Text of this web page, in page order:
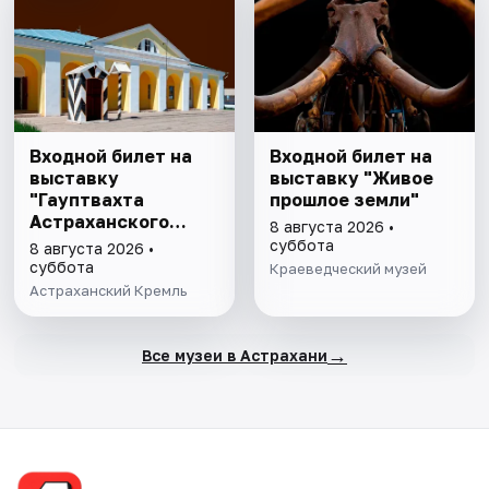
Входной билет на
выставку
"Гауптвахта
Астраханского
гарнизона. XIX в."
8 августа 2026 •
суббота
Астраханский Кремль
Входной билет на
выставку "Живое
прошлое земли"
8 августа 2026 •
суббота
Краеведческий музей
Все музеи в Астрахани →